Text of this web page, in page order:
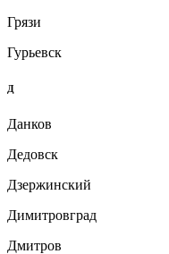
Грязи
Гурьевск
Д
Данков
Дедовск
Дзержинский
Димитровград
Дмитров